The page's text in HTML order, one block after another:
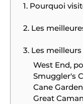
1. Pourquoi
2. Les
3. Les
West End,
Smuggler's
Cane
Great